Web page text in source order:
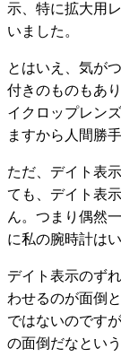
示、特に拡大用
いました。
とはいえ、気が
付きのものもあ
イクロップレン
ますから人間勝
ただ、デイト表
ても、デイト表
ん。つまり偶然
に私の腕時計は
デイト表示のず
わせるのが面倒
ではないのです
の面倒だなとい